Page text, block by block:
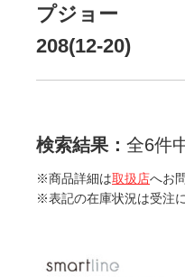
プジョー
208(12-20)
検索結果： 全6件
※商品詳細は取扱店へお
※表記の在庫状況は受注